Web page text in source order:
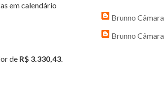
em calendário
de R$ 3.330,43.
Brunno Câmara
Brunno Câmara